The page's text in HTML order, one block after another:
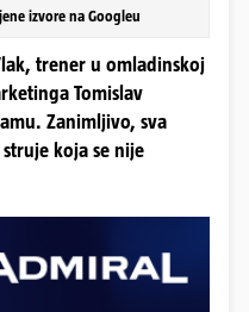
izvore na Googleu
trener u omladinskoj
Tomislav
Zanimljivo, sva
koja se nije